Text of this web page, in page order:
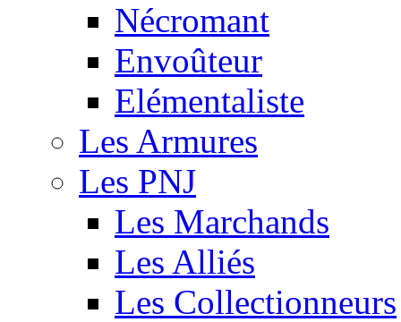
Nécromant
Envoûteur
Elémentaliste
Les Armures
Les PNJ
Les Marchands
Les Alliés
Les Collectionneurs